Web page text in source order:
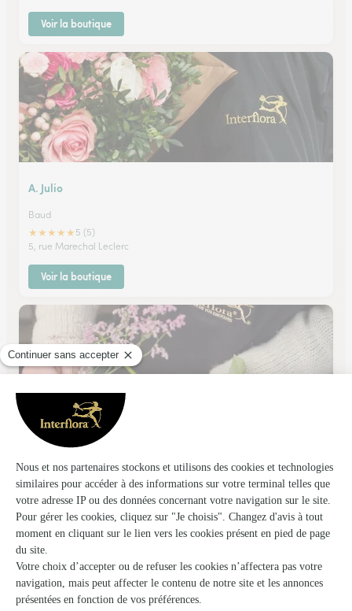
Voir la boutique
A. Julio
Baud
★★★★★ 5 (5)
5, rue Marechal Leclerc
Voir la boutique
Guevy Fleurs
Baud
★★★★★4.6 (26)
7, place Le Sciellour
Voir la boutique